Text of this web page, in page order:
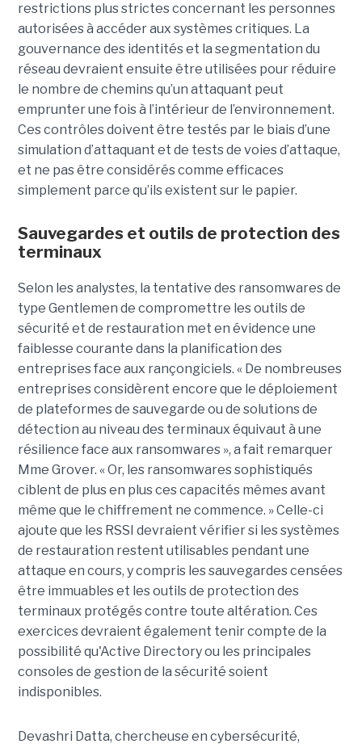
restrictions plus strictes concernant les personnes
autorisées à accéder aux systèmes critiques. La
gouvernance des identités et la segmentation du
réseau devraient ensuite être utilisées pour réduire
le nombre de chemins qu’un attaquant peut
emprunter une fois à l’intérieur de l’environnement.
Ces contrôles doivent être testés par le biais d’une
simulation d’attaquant et de tests de voies d’attaque,
et ne pas être considérés comme efficaces
simplement parce qu’ils existent sur le papier.
Sauvegardes et outils de protection des
terminaux
Selon les analystes, la tentative des ransomwares de
type Gentlemen de compromettre les outils de
sécurité et de restauration met en évidence une
faiblesse courante dans la planification des
entreprises face aux rançongiciels. « De nombreuses
entreprises considèrent encore que le déploiement
de plateformes de sauvegarde ou de solutions de
détection au niveau des terminaux équivaut à une
résilience face aux ransomwares », a fait remarquer
Mme Grover. « Or, les ransomwares sophistiqués
ciblent de plus en plus ces capacités mêmes avant
même que le chiffrement ne commence. » Celle-ci
ajoute que les RSSI devraient vérifier si les systèmes
de restauration restent utilisables pendant une
attaque en cours, y compris les sauvegardes censées
être immuables et les outils de protection des
terminaux protégés contre toute altération. Ces
exercices devraient également tenir compte de la
possibilité qu'Active Directory ou les principales
consoles de gestion de la sécurité soient
indisponibles.
Devashri Datta, chercheuse en cybersécurité,